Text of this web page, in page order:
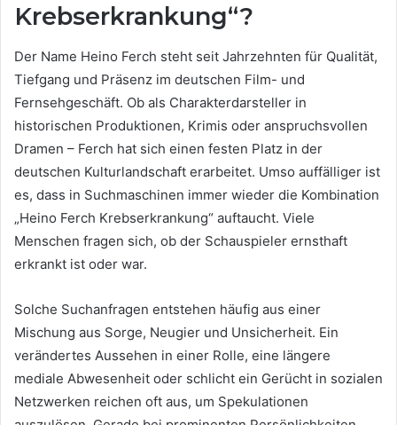
Krebserkrankung“?
Der Name Heino Ferch steht seit Jahrzehnten für Qualität,
Tiefgang und Präsenz im deutschen Film- und
Fernsehgeschäft. Ob als Charakterdarsteller in
historischen Produktionen, Krimis oder anspruchsvollen
Dramen – Ferch hat sich einen festen Platz in der
deutschen Kulturlandschaft erarbeitet. Umso auffälliger ist
es, dass in Suchmaschinen immer wieder die Kombination
„Heino Ferch Krebserkrankung“ auftaucht. Viele
Menschen fragen sich, ob der Schauspieler ernsthaft
erkrankt ist oder war.
Solche Suchanfragen entstehen häufig aus einer
Mischung aus Sorge, Neugier und Unsicherheit. Ein
verändertes Aussehen in einer Rolle, eine längere
mediale Abwesenheit oder schlicht ein Gerücht in sozialen
Netzwerken reichen oft aus, um Spekulationen